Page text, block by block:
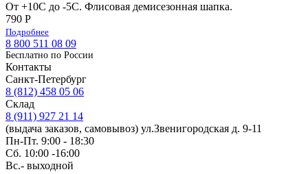
От +10С до -5С. Флисовая демисезонная шапка.
790 Р
Подробнее
8 800 511 08 09
Бесплатно по Роcсии
Контакты
Санкт-Петербург
8 (812) 458 05 06
Склад
8 (911) 927 21 14
(выдача заказов, самовывоз) ул.Звенигородская д. 9-11
Пн-Пт. 9:00 - 18:30
Сб. 10:00 -16:00
Вс.- выходной